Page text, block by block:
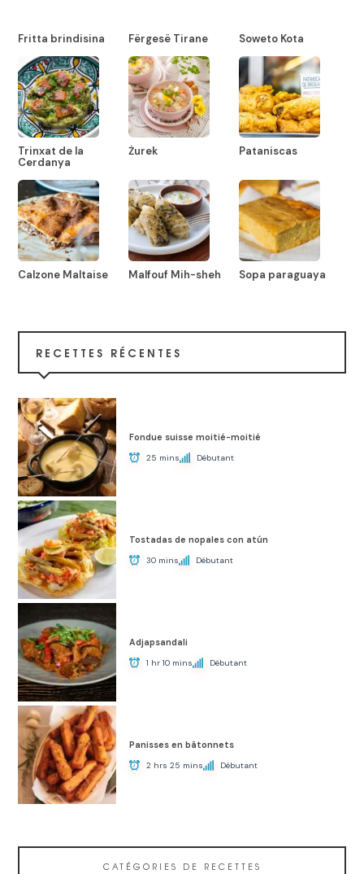
Fritta brindisina Fërgesë Tirane Soweto Kota
Trinxat de la
Cerdanya
Żurek Pataniscas
Calzone Maltaise Malfouf Mih-sheh Sopa paraguaya
RECETTES RÉCENTES
Fondue suisse moitié-moitié
25 mins Débutant
Tostadas de nopales con atún
30 mins Débutant
Adjapsandali
1 hr 10 mins Débutant
Panisses en bâtonnets
2 hrs 25 mins Débutant
CATÉGORIES DE RECETTES